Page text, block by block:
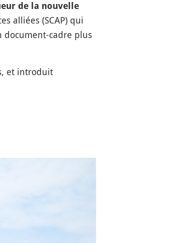
de la nouvelle
alliées (SCAP) qui
document-cadre plus
et introduit